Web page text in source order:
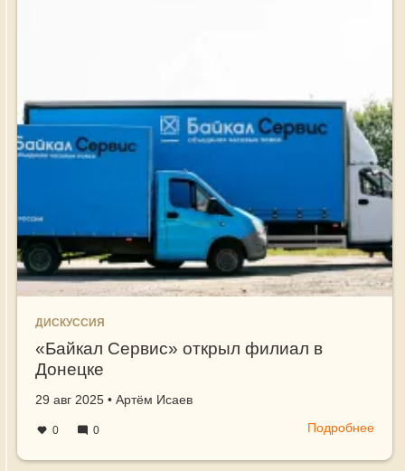
ДИСКУССИЯ
«Байкал Сервис» открыл филиал в
Донецке
Создано
29 авг 2025 •
автор Артём Исаев
0 0 Подробнее